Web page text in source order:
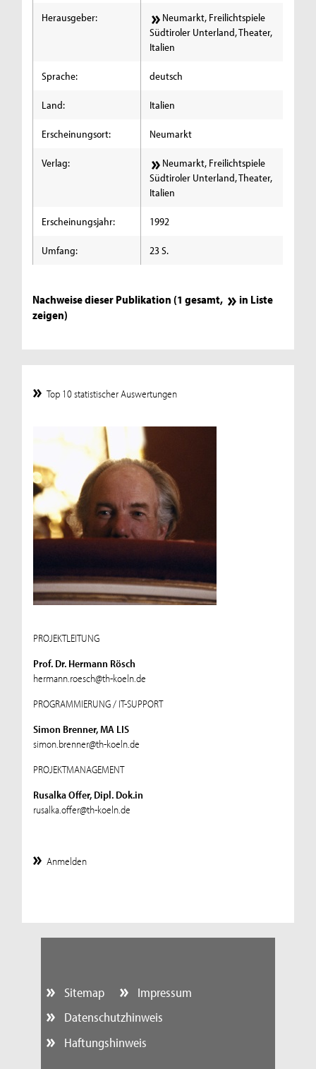
Herausgeber:
Neumarkt, Freilichtspiele
Südtiroler Unterland, Theater,
Italien
Sprache: deutsch
Land: Italien
Erscheinungsort: Neumarkt
Verlag:
Neumarkt, Freilichtspiele
Südtiroler Unterland, Theater,
Italien
Erscheinungsjahr: 1992
Umfang: 23 S.
Nachweise dieser Publikation (1 gesamt,
in Liste
zeigen)
Top 10 statistischer Auswertungen
PROJEKTLEITUNG
Prof. Dr. Hermann Rösch
hermann.roesch@th-koeln.de
PROGRAMMIERUNG / IT-SUPPORT
Simon Brenner, MA LIS
simon.brenner@th-koeln.de
PROJEKTMANAGEMENT
Rusalka Offer, Dipl. Dok.in
rusalka.offer@th-koeln.de
Anmelden
Sitemap
Impressum
Datenschutzhinweis
Haftungshinweis